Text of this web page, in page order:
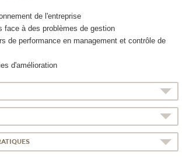
de l'entreprise
face à des problèmes de gestion
de performance en management et contrôle de
d'amélioration